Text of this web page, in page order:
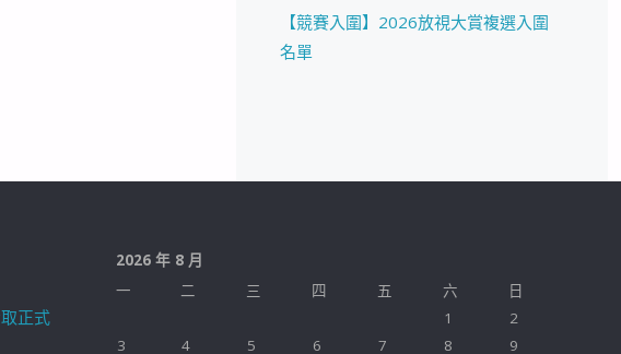
【競賽入圍】2026放視大賞複選入圍
名單
正式
2026 年 8 月
一
二 三 四 五 六
日
1
2
3
4 5 6 7 8 9